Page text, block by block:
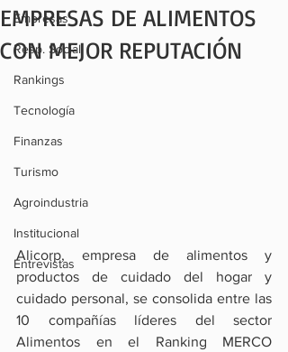
Empresas
Resp. Social
Rankings
Tecnología
Finanzas
Turismo
Agroindustria
Institucional
Entrevistas
EMPRESAS DE ALIMENTOS
CON MEJOR REPUTACIÓN
Alicorp, empresa de alimentos y
productos de cuidado del hogar y
cuidado personal, se consolida entre las
10 compañías líderes del sector
Alimentos en el Ranking MERCO